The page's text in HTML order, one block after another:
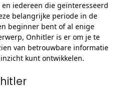
iedereen die geïnteresseerd
belangrijke periode in de
beginner bent of al enige
Onhitler is er om je te
van betrouwbare informatie
kunt ontwikkelen.